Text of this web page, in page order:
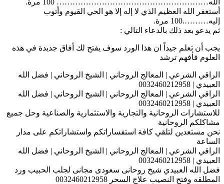
الله………………………………………………… 100 مرة.
أستغفر الله العظيم الذي لا إله إلا هو الحي القيوم وأتوب
إليه……….100 مرة.
ثم يدعو بعد ذلك بالدعاء التالي :
يجب أن تعلم جيداً ان هذا الورد سوف يفتح لك أفاق جديدة في هذه
العلوم فأفهم ترشد
الراقي الشرعي | المعالج الروحاني | الشيخ الروحاني | فضل الله
العبيدي | 0032460212958
الراقي الشرعي | المعالج الروحاني | الشيخ الروحاني | فضل الله
العبيدي | 0032460212958
للاستشارات الروحانية والتجارية والاستثمارية والصناعية وحل جميع
مشاكلكم الروحانية
نحن مستعدين لتلقي كافة استفساراتكم واستشاراتكم على مدار
الساعة
الراقي الشرعي | المعالج الروحاني | الشيخ الروحاني | فضل الله
العبيدي | 0032460212958
فضل الله العبيدي شيخ روحانى سعودى مجانى لجلب الحبيب ورد
المطلقه وفتح النصيب علاج السحر 0032460212958